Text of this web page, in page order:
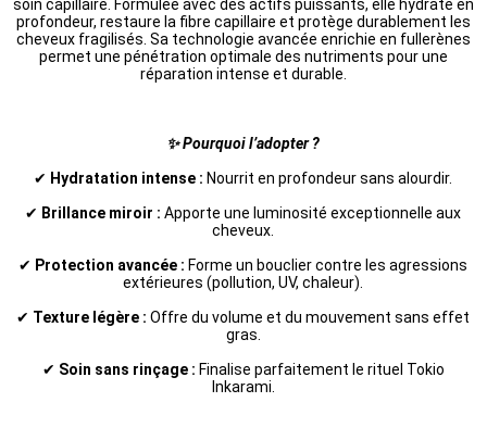
soin capillaire. Formulée avec des actifs puissants, elle hydrate en
profondeur, restaure la fibre capillaire et protège durablement les
cheveux fragilisés. Sa technologie avancée enrichie en fullerènes
permet une pénétration optimale des nutriments pour une
réparation intense et durable.
✨ Pourquoi l’adopter ?
✔ Hydratation intense : Nourrit en profondeur sans alourdir.
✔ Brillance miroir :Apporte une luminosité exceptionnelle aux
cheveux.
✔ Protection avancée :Forme un bouclier contre les agressions
extérieures (pollution, UV, chaleur).
✔ Texture légère :Offre du volume et du mouvement sans effet
gras.
✔ Soin sans rinçage : Finalise parfaitement le rituel Tokio
Inkarami.